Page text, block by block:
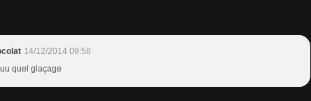
14/12/2014 09:58
quel glaçage